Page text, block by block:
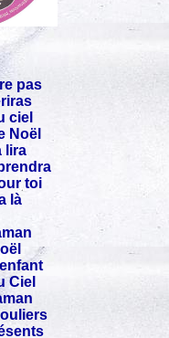
pas
ciel
Noël
lira
toi
là
Ciel